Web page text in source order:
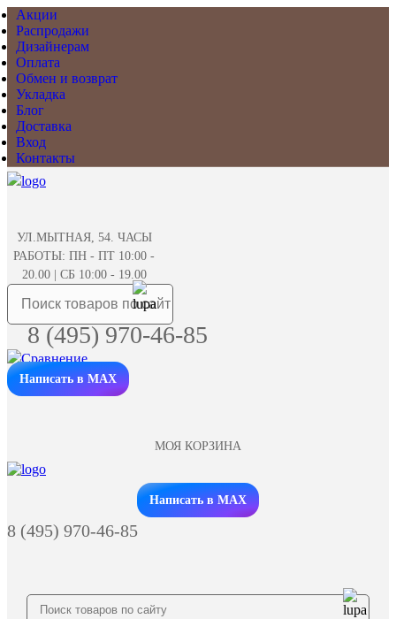
Акции
Распродажи
Дизайнерам
Оплата
Обмен и возврат
Укладка
Блог
Доставка
Вход
Контакты
УЛ.МЫТНАЯ, 54. ЧАСЫ
РАБОТЫ: ПН - ПТ 10:00 -
20.00 | СБ 10:00 - 19.00
8 (495) 970-46-85
Написать в MAX
МОЯ КОРЗИНА
Заказать звонок
Написать в MAX
8 (495) 970-46-85